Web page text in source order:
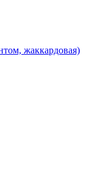
жаккардовая)